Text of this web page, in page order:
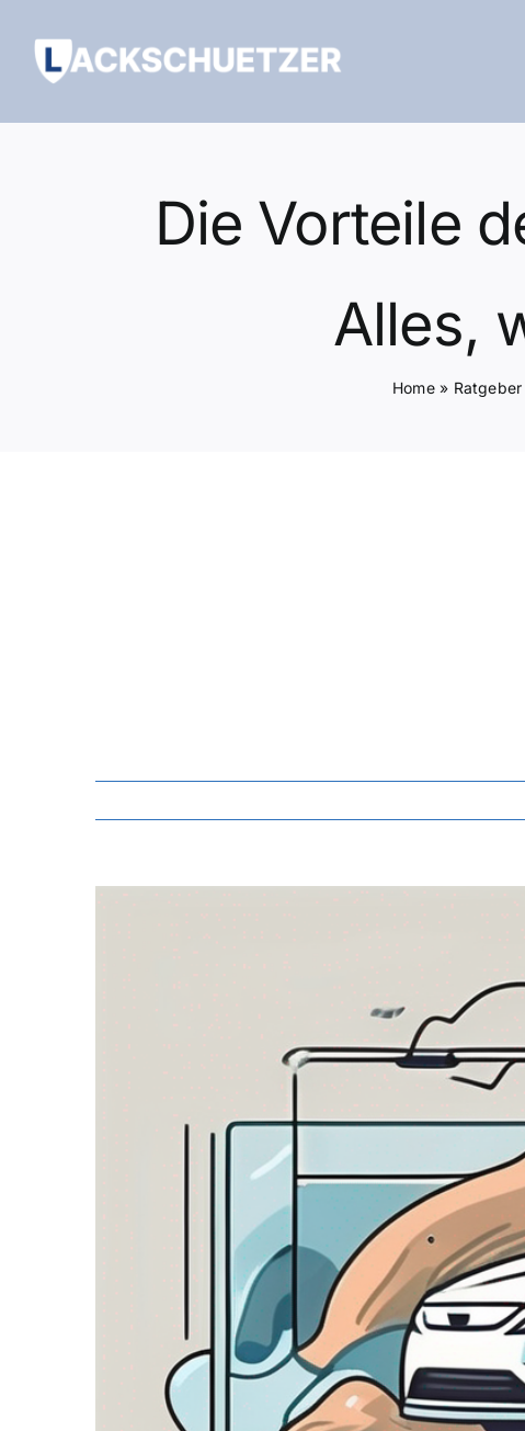
Inhalt
springen
Die Vorteile
Alles,
Home» Ratgeber